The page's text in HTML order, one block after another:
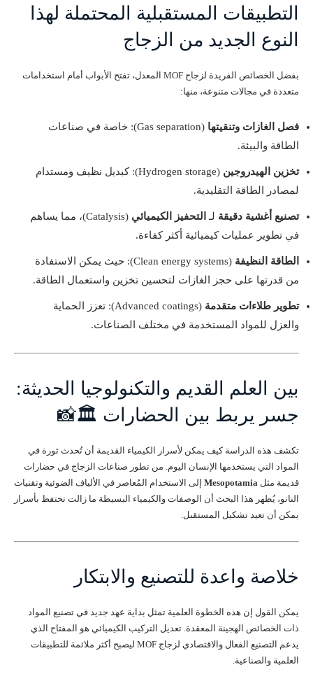
التطبيقات المستقبلية المحتملة لهذا
النوع الجديد من الزجاج
بفضل الخصائص الفريدة لزجاج MOF المعدل، تفتح الأبواب أمام استخدامات
متعددة في مجالات متنوعة، منها:
فصل الغازات وتنقيتها
(Gas separation): خاصة في صناعات
الطاقة والبيئة.
تخزين الهيدروجين
(Hydrogen storage): كبديل نظيف ومستدام
لمصادر الطاقة التقليدية.
تصنيع أغشية دقيقة لـ التحفيز الكيميائي
(Catalysis)، مما يساهم
في تطوير عمليات كيميائية أكثر كفاءة.
الطاقة النظيفة
(Clean energy systems): حيث يمكن الاستفادة
من قدرتها على حجز الغازات لتحسين تخزين واستعمال الطاقة.
تطوير طلاءات متقدمة
(Advanced coatings): تعزز الحماية
والعزل للمواد المستخدمة في مختلف الصناعات.
بين العلم القديم والتكنولوجيا الحديثة:
جسر يربط بين الحضارات 🏛️📸
تكشف هذه الدراسة كيف يمكن لأسرار الكيمياء القديمة أن تُحدث ثورة في
المواد التي يستخدمها الإنسان اليوم. من تطور صناعات الزجاج في حضارات
قديمة مثل Mesopotamia إلى الاستخدام المُعاصر في الألياف الضوئية وتقنيات
النانو، يُظهر هذا البحث أن الوصفات والكيمياء البسيطة ما زالت تحتفظ بأسرار
يمكن أن تعيد تشكيل المستقبل.
خلاصة واعدة للتصنيع والابتكار
يمكن القول إن هذه الخطوة العلمية تمثل بداية عهد جديد في تصنيع المواد
ذات الخصائص الهجينة المعقدة. تعديل التركيب الكيميائي هو المفتاح الذي
يدعم التصنيع الفعال والاقتصادي لزجاج MOF ليصبح أكثر ملائمة للتطبيقات
العلمية والصناعية.